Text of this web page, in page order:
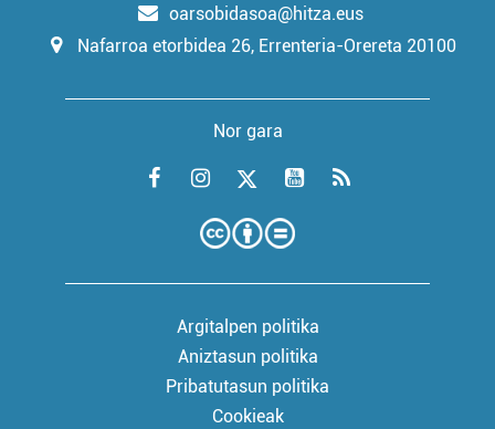
oarsobidasoa@hitza.eus
Nafarroa etorbidea 26, Errenteria-Orereta 20100
Nor gara
Argitalpen politika
Aniztasun politika
Pribatutasun politika
Cookieak